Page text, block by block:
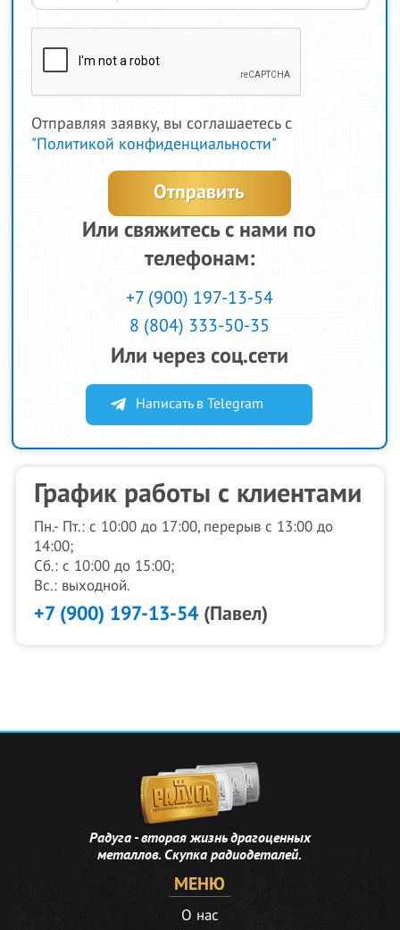
Отправляя заявку, вы соглашаетесь с
"Политикой конфиденциальности"
Или свяжитесь с нами по
телефонам:
+7 (900) 197-13-54
8 (804) 333-50-35
Или через соц.сети
Написать в Telegram
График работы с клиентами
Пн.- Пт.: с 10:00 до 17:00, перерыв с 13:00 до
14:00;
Сб.: с 10:00 до 15:00;
Вс.: выходной.
+7 (900) 197-13-54(Павел)
Радуга - вторая жизнь драгоценных
металлов. Скупка радиодеталей.
МЕНЮ
О нас